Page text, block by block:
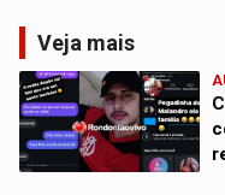
Veja mais